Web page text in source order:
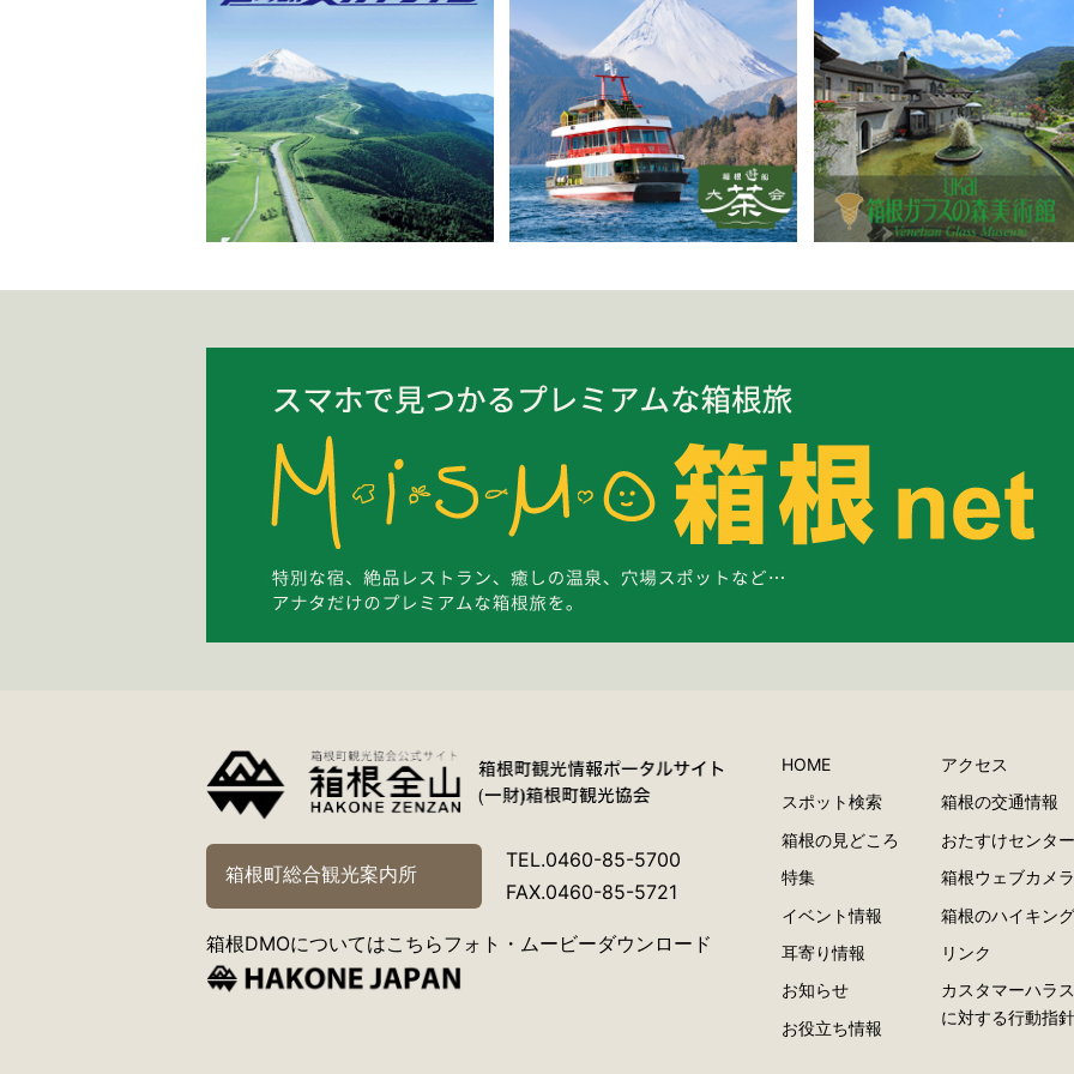
箱根町総合観光案内所
TEL.0460-85-5700
FAX.0460-85-5721
箱根DMOについてはこちらフォト・ムービーダウンロード
HOME
スポット検索
箱根の見どころ
特集
イベント情報
耳寄り情報
お知らせ
お役立ち情報
アクセス
箱根の交通情報
おたすけセンター
箱根ウェブカメラ
箱根のハイキン
リンク
カスタマーハラ
に対する行動指針